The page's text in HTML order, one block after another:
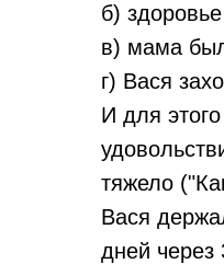
б)
в) мама
г) Вася
И для
тяжело
Вася
дней через